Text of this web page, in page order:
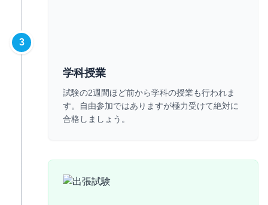
3
学科授業
試験の2週間ほど前から学科の授業も行われま
す。自由参加ではありますが極力受けて絶対に
合格しましょう。